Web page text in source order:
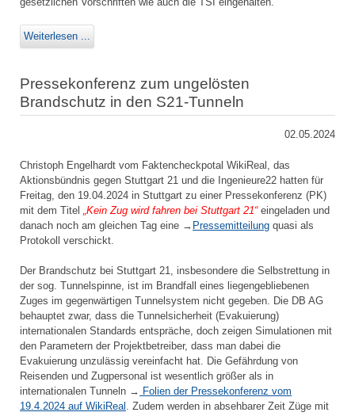
Weiterlesen ...
Pressekonferenz zum ungelösten
Brandschutz in den S21-Tunneln
02.05.2024
Christoph Engelhardt vom Faktencheckpotal WikiReal, das
Aktionsbündnis gegen Stuttgart 21 und die Ingenieure22 hatten für
Freitag, den 19.04.2024 in Stuttgart zu einer Pressekonferenz (PK)
mit dem Titel „Kein Zug wird fahren bei Stuttgart 21“eingeladen und
danach noch am gleichen Tag eine → Pressemitteilung quasi als
Protokoll verschickt.
Der Brandschutz bei Stuttgart 21, insbesondere die Selbstrettung in
der sog. Tunnelspinne, ist im Brandfall eines liegengebliebenen
Zuges im gegenwärtigen Tunnelsystem nicht gegeben. Die DB AG
behauptet zwar, dass die Tunnelsicherheit (Evakuierung)
internationalen Standards entspräche, doch zeigen Simulationen mit
den Parametern der Projektbetreiber, dass man dabei die
Evakuierung unzulässig vereinfacht hat. Die Gefährdung von
Reisenden und Zugpersonal ist wesentlich größer als in
internationalen Tunneln → Folien der Pressekonferenz vom
19.4.2024 auf WikiReal . Zudem werden in absehbarer Zeit Züge mit